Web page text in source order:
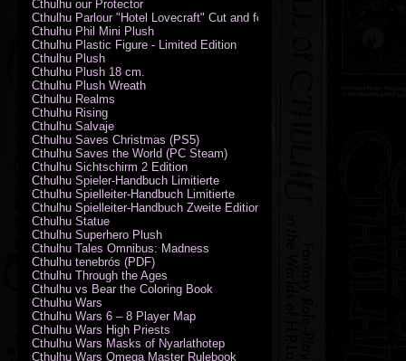
Cthulhu our Protector
Cthulhu Parlour "Hotel Lovecraft" Cut and fold Game-Cards
Cthulhu Phil Mini Plush
Cthulhu Plastic Figure - Limited Edition
Cthulhu Plush
Cthulhu Plush 18 cm.
Cthulhu Plush Wreath
Cthulhu Realms
Cthulhu Rising
Cthulhu Salvaje
Cthulhu Saves Christmas (PS5)
Cthulhu Saves the World (PC Steam)
Cthulhu Sichtschirm 2 Edition
Cthulhu Spieler-Handbuch Limitierte
Cthulhu Spielleiter-Handbuch Limitierte
Cthulhu Spielleiter-Handbuch Zweite Edition
Cthulhu Statue
Cthulhu Superhero Plush
Cthulhu Tales Omnibus: Madness
Cthulhu tenebrós (PDF)
Cthulhu Through the Ages
Cthulhu vs Bear the Coloring Book
Cthulhu Wars
Cthulhu Wars 6 – 8 Player Map
Cthulhu Wars High Priests
Cthulhu Wars Masks of Nyarlathotep
Cthulhu Wars Omega Master Rulebook